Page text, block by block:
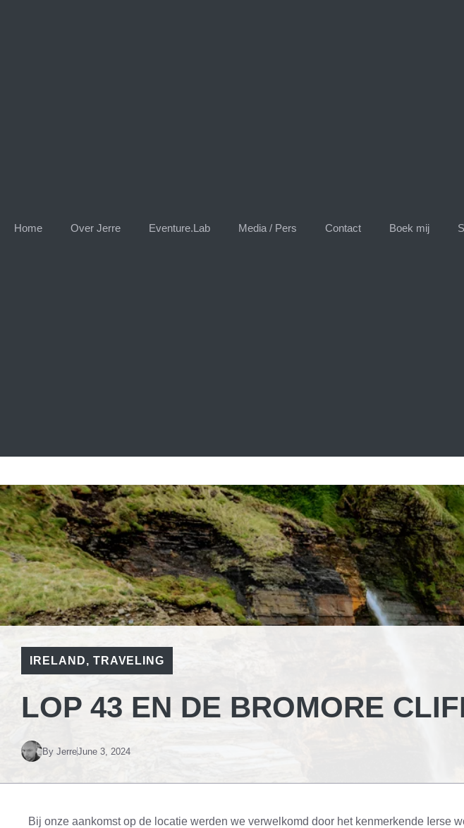
Home Over Jerre Eventure.Lab Media / Pers Contact Boek mij
IRELAND, TRAVELING
LOP 43 EN DE BROMORE
By JerreJune 3, 2024
Bij onze aankomst op de locatie werden we verwelkomd door het kenmerkende Ierse